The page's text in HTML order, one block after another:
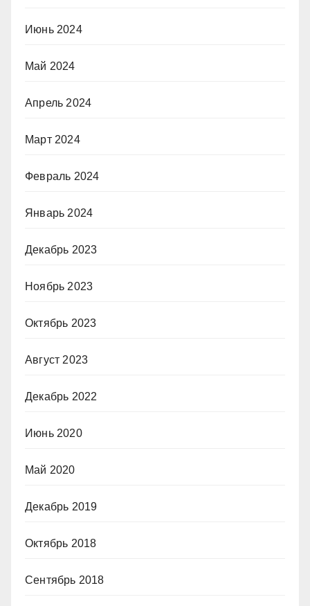
Июнь 2024
Май 2024
Апрель 2024
Март 2024
Февраль 2024
Январь 2024
Декабрь 2023
Ноябрь 2023
Октябрь 2023
Август 2023
Декабрь 2022
Июнь 2020
Май 2020
Декабрь 2019
Октябрь 2018
Сентябрь 2018